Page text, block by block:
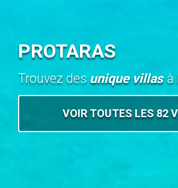
PROTARAS
Trouvez des unique villas à
VOIR TOUTES LES 82